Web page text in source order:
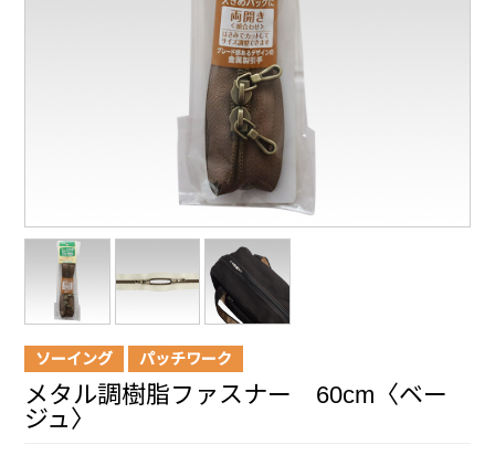
ソーイング パッチワーク
メタル調樹脂ファスナー 60cm〈ベー
ジュ〉